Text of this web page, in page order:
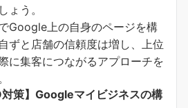
ょう。
Google上の自身のページを構
ずと店舗の信頼度は増し、上位
に集客につながるアプローチを
対策】Googleマイビジネスの構